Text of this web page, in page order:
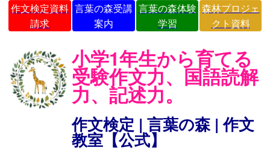
作文検定資料
請求
言葉の森受講
案内
言葉の森体験
学習
森林プロジェ
クト資料
小学1年生から育てる
受験作文力、国語読解
力、記述力。
作文検定 | 言葉の森 | 作文
教室【公式】